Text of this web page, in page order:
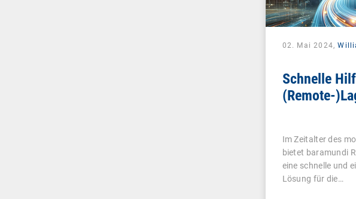
02. Mai 2024,
Schnelle
(Remote-
Im Zeitalter des
bietet baramundi
eine schnelle und
Lösung für die…